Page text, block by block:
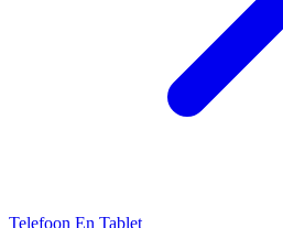
Telefoon En Tablet